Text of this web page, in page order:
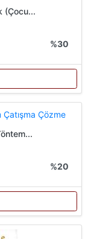
(Çocu...
%30
%20